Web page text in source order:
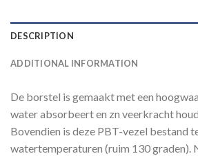
DESCRIPTION
ADDITIONAL INFORMATION
De borstel is gemaakt met een
water absorbeert en zn veerkracht
Bovendien is deze PBT-vezel bestand
watertemperaturen (ruim 130 graden).